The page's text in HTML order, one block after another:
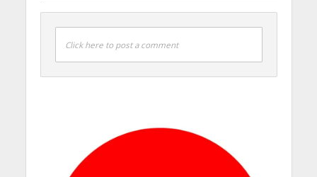
Click here to post a comment